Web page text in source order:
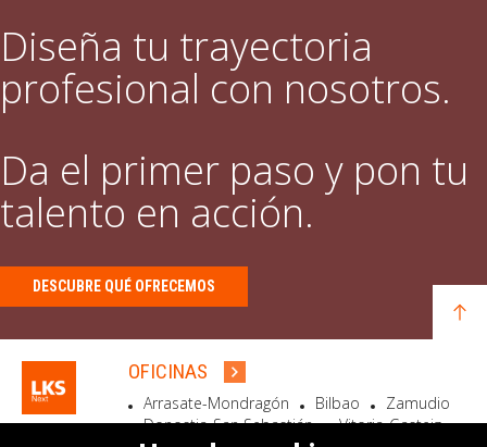
Diseña tu trayectoria
profesional con nosotros.
Da el primer paso y pon tu
talento en acción.
DESCUBRE QUÉ OFRECEMOS
OFICINAS
Arrasate-Mondragón Bilbao
Zamudio
Donostia-San Sebastián
Vitoria-Gasteiz